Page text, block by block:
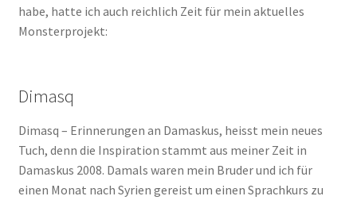
habe, hatte ich auch reichlich Zeit für mein aktuelles
Monsterprojekt:
Dimasq
Dimasq – Erinnerungen an Damaskus, heisst mein neues
Tuch, denn die Inspiration stammt aus meiner Zeit in
Damaskus 2008. Damals waren mein Bruder und ich für
einen Monat nach Syrien gereist um einen Sprachkurs zu